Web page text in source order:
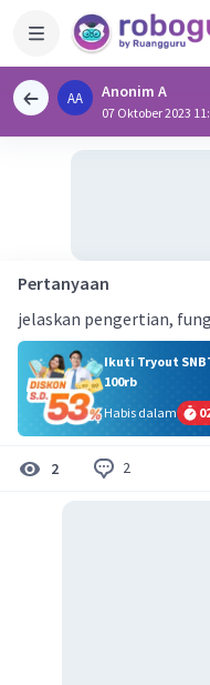
AA Anonim A
07 Oktober 2023
Pertanyaan
jelaskan pengertian,
Ikuti Tryout
100rb
Habis dalam
2 2